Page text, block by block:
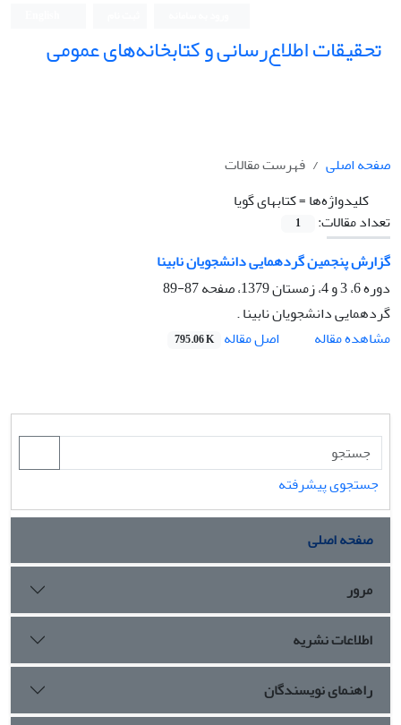
تحقیقات اطلاع‌رسانی و کتابخانه‌های عمومی
صفحه اصلی
فهرست مقالات
کلیدواژه‌ها =کتابهای گویا
تعداد مقالات:
1
گزارش پنجمین گردهمایی دانشجویان نابینا
دوره 6، 3 و 4، زمستان 1379، صفحه
87-89
گردهمایی دانشجویان نابینا .
مشاهده مقاله
اصل مقاله 795.06 K
جستجوی پیشرفته
صفحه اصلی
مرور
اطلاعات نشریه
راهنمای نویسندگان